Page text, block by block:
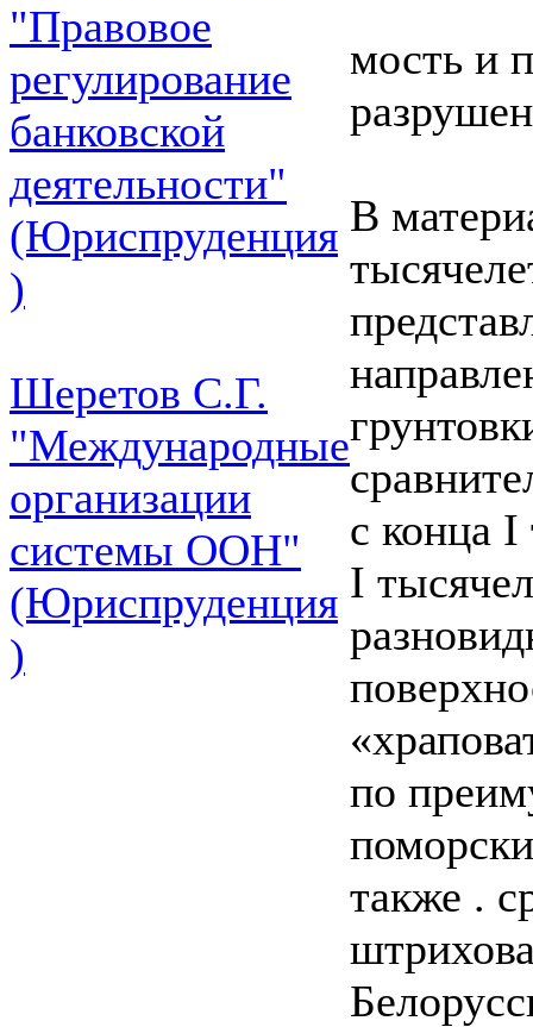
"Правовое
регулирование
банковской
деятельности"
(Юриспруденция
)
Шеретов С.Г.
"Международные
организации
системы ООН"
(Юриспруденция
)
мость и
В
с конца I
I
по
также .